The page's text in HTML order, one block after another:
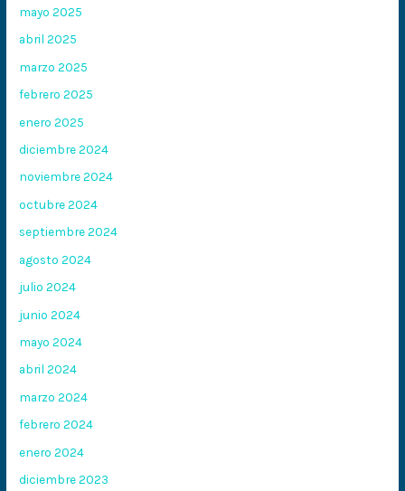
mayo 2025
abril 2025
marzo 2025
febrero 2025
enero 2025
diciembre 2024
noviembre 2024
octubre 2024
septiembre 2024
agosto 2024
julio 2024
junio 2024
mayo 2024
abril 2024
marzo 2024
febrero 2024
enero 2024
diciembre 2023